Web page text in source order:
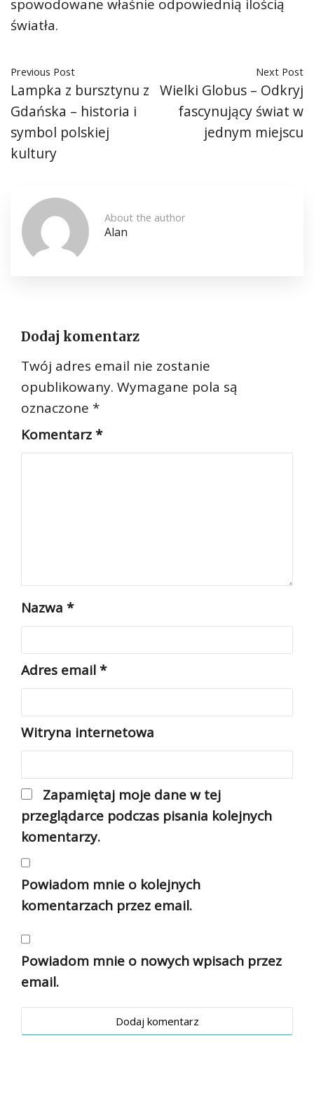
spowodowane właśnie odpowiednią ilością
światła.
Previous Post
Lampka z bursztynu z
Gdańska – historia i
symbol polskiej
kultury
Next Post
Wielki Globus – Odkryj
fascynujący świat w
jednym miejscu
About the author
Alan
Dodaj komentarz
Twój adres email nie zostanie
opublikowany. Wymagane pola są
oznaczone *
Komentarz*
Nazwa *
Adres email*
Witryna internetowa
Zapamiętaj moje dane w tej
przeglądarce podczas pisania kolejnych
komentarzy.
Powiadom mnie o kolejnych
komentarzach przez email.
Powiadom mnie o nowych wpisach przez
email.